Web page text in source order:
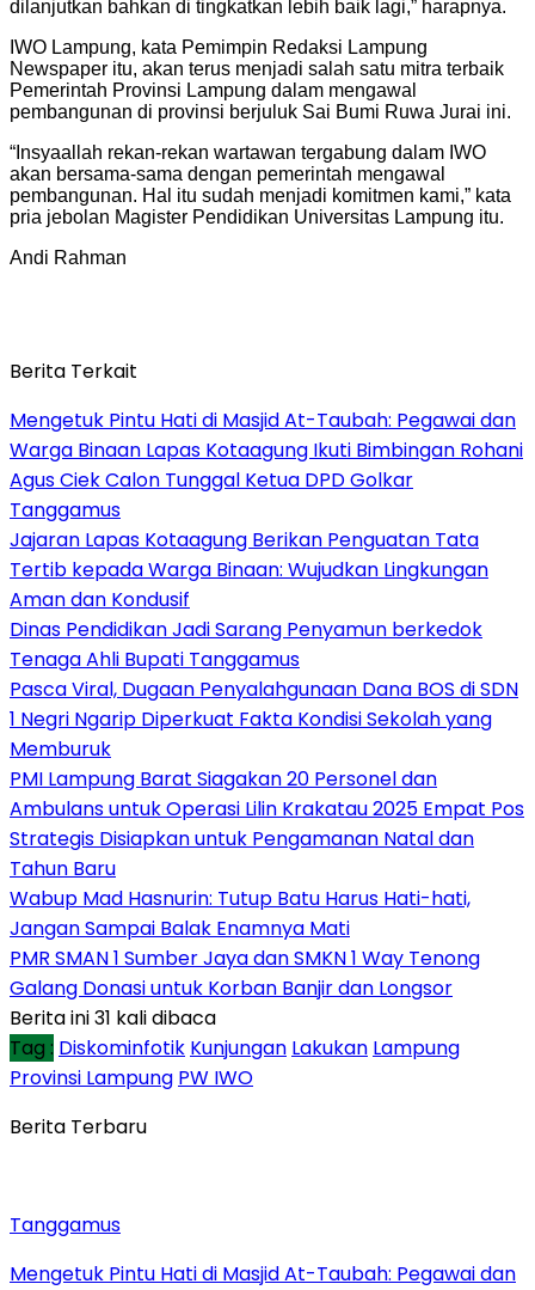
dilanjutkan bahkan di tingkatkan lebih baik lagi,” harapnya.
IWO Lampung, kata Pemimpin Redaksi Lampung
Newspaper itu, akan terus menjadi salah satu mitra terbaik
Pemerintah Provinsi Lampung dalam mengawal
pembangunan di provinsi berjuluk Sai Bumi Ruwa Jurai ini.
“Insyaallah rekan-rekan wartawan tergabung dalam IWO
akan bersama-sama dengan pemerintah mengawal
pembangunan. Hal itu sudah menjadi komitmen kami,” kata
pria jebolan Magister Pendidikan Universitas Lampung itu.
Andi Rahman
Berita Terkait
Mengetuk Pintu Hati di Masjid At-Taubah: Pegawai dan
Warga Binaan Lapas Kotaagung Ikuti Bimbingan Rohani
Agus Ciek Calon Tunggal Ketua DPD Golkar
Tanggamus
Jajaran Lapas Kotaagung Berikan Penguatan Tata
Tertib kepada Warga Binaan: Wujudkan Lingkungan
Aman dan Kondusif
Dinas Pendidikan Jadi Sarang Penyamun berkedok
Tenaga Ahli Bupati Tanggamus
Pasca Viral, Dugaan Penyalahgunaan Dana BOS di SDN
1 Negri Ngarip Diperkuat Fakta Kondisi Sekolah yang
Memburuk
PMI Lampung Barat Siagakan 20 Personel dan
Ambulans untuk Operasi Lilin Krakatau 2025 Empat Pos
Strategis Disiapkan untuk Pengamanan Natal dan
Tahun Baru
Wabup Mad Hasnurin: Tutup Batu Harus Hati-hati,
Jangan Sampai Balak Enamnya Mati
PMR SMAN 1 Sumber Jaya dan SMKN 1 Way Tenong
Galang Donasi untuk Korban Banjir dan Longsor
Berita ini 31 kali dibaca
Tag : Diskominfotik Kunjungan Lakukan Lampung
Provinsi Lampung PW IWO
Berita Terbaru
Tanggamus
Mengetuk Pintu Hati di Masjid At-Taubah: Pegawai dan